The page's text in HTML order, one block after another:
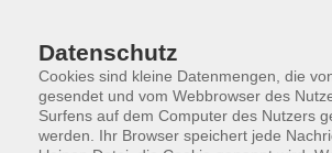
Zum Hauptinhalt springen
Datenschutz
Cookies sind kleine Datenmengen, die
gesendet und vom Webbrowser des
Surfens auf dem Computer des Nutzers
werden. Ihr Browser speichert jede